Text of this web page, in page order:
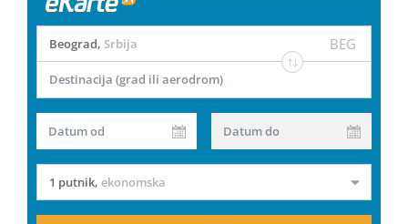
Beograd, Srbija BEG
Destinacija (grad ili aerodrom)
Datum od Datum do
1 putnik, ekonomska